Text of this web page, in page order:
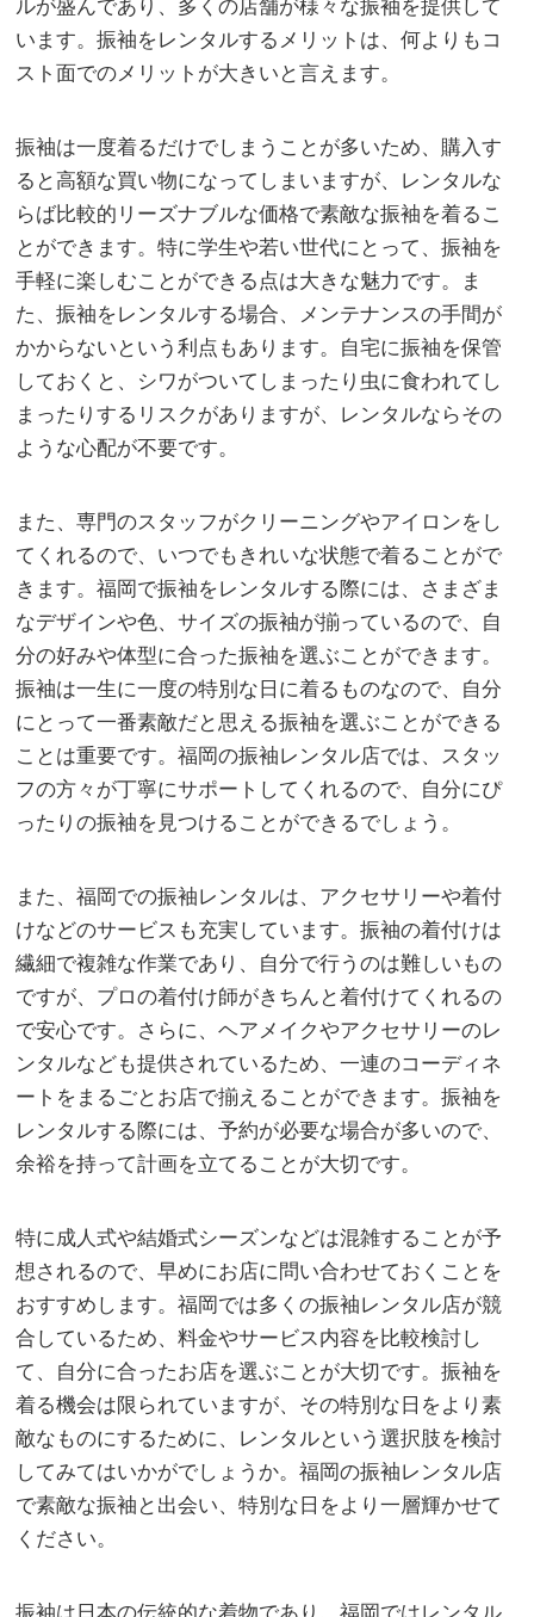
ルが盛んであり、多くの店舗が様々な振袖を提供して
います。振袖をレンタルするメリットは、何よりもコ
スト面でのメリットが大きいと言えます。
振袖は一度着るだけでしまうことが多いため、購入す
ると高額な買い物になってしまいますが、レンタルな
らば比較的リーズナブルな価格で素敵な振袖を着るこ
とができます。特に学生や若い世代にとって、振袖を
手軽に楽しむことができる点は大きな魅力です。ま
た、振袖をレンタルする場合、メンテナンスの手間が
かからないという利点もあります。自宅に振袖を保管
しておくと、シワがついてしまったり虫に食われてし
まったりするリスクがありますが、レンタルならその
ような心配が不要です。
また、専門のスタッフがクリーニングやアイロンをし
てくれるので、いつでもきれいな状態で着ることがで
きます。福岡で振袖をレンタルする際には、さまざま
なデザインや色、サイズの振袖が揃っているので、自
分の好みや体型に合った振袖を選ぶことができます。
振袖は一生に一度の特別な日に着るものなので、自分
にとって一番素敵だと思える振袖を選ぶことができる
ことは重要です。福岡の振袖レンタル店では、スタッ
フの方々が丁寧にサポートしてくれるので、自分にぴ
ったりの振袖を見つけることができるでしょう。
また、福岡での振袖レンタルは、アクセサリーや着付
けなどのサービスも充実しています。振袖の着付けは
繊細で複雑な作業であり、自分で行うのは難しいもの
ですが、プロの着付け師がきちんと着付けてくれるの
で安心です。さらに、ヘアメイクやアクセサリーのレ
ンタルなども提供されているため、一連のコーディネ
ートをまるごとお店で揃えることができます。振袖を
レンタルする際には、予約が必要な場合が多いので、
余裕を持って計画を立てることが大切です。
特に成人式や結婚式シーズンなどは混雑することが予
想されるので、早めにお店に問い合わせておくことを
おすすめします。福岡では多くの振袖レンタル店が競
合しているため、料金やサービス内容を比較検討し
て、自分に合ったお店を選ぶことが大切です。振袖を
着る機会は限られていますが、その特別な日をより素
敵なものにするために、レンタルという選択肢を検討
してみてはいかがでしょうか。福岡の振袖レンタル店
で素敵な振袖と出会い、特別な日をより一層輝かせて
ください。